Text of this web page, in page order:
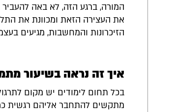
המורה, ברגע הזה, לא באה
את העצירה הזאת ומכוונת את
הזיכרונות והמחשבות, מגיעים
איך זה נראה בשיעור
בכל תחום לימודים יש מקום
מתקשים להתחבר אליהם רגשית